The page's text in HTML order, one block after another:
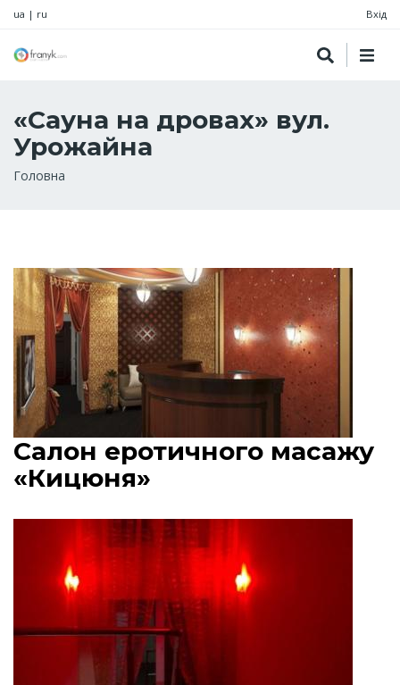
ua | ru Вхід
«Сауна на дровах» вул.
Урожайна
Рядок
Головна
Салон еротичного масажу
«Кицюня»